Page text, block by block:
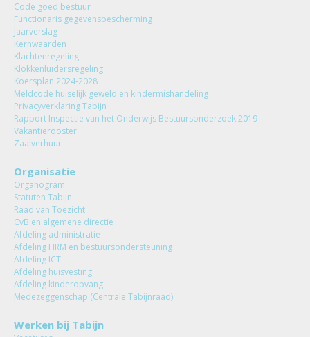
Code goed bestuur
Functionaris gegevensbescherming
Jaarverslag
Kernwaarden
Klachtenregeling
Klokkenluidersregeling
Koersplan 2024-2028
Meldcode huiselijk geweld en kindermishandeling
Privacyverklaring Tabijn
Rapport Inspectie van het Onderwijs Bestuursonderzoek 2019
Vakantierooster
Zaalverhuur
Organisatie
Organogram
Statuten Tabijn
Raad van Toezicht
CvB en algemene directie
Afdeling administratie
Afdeling HRM en bestuursondersteuning
Afdeling ICT
Afdeling huisvesting
Afdeling kinderopvang
Medezeggenschap (Centrale Tabijnraad)
Werken bij Tabijn